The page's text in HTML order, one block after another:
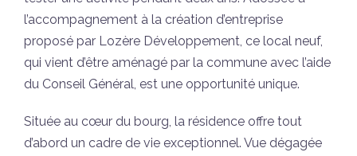
l’accompagnement à la création d’entreprise
proposé par Lozère Développement, ce local neuf,
qui vient d’être aménagé par la commune avec l’aide
du Conseil Général, est une opportunité unique.
Située au cœur du bourg, la résidence offre tout
d’abord un cadre de vie exceptionnel. Vue dégagée